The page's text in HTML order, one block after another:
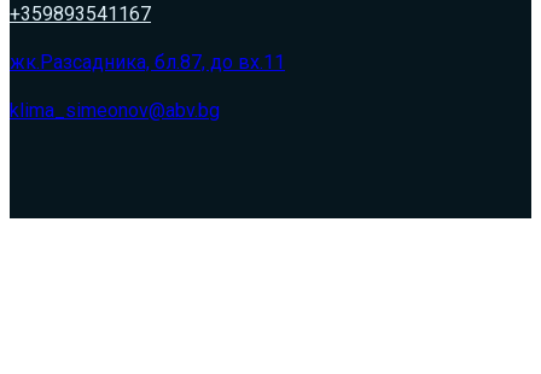
+359893541167
жк.Разсадника, бл.87, до вх.11
klima_simeonov@abv.bg